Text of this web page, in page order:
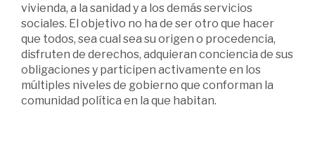
vivienda, a la sanidad y a los demás servicios
sociales. El objetivo no ha de ser otro que hacer
que todos, sea cual sea su origen o procedencia,
disfruten de derechos, adquieran conciencia de sus
obligaciones y participen activamente en los
múltiples niveles de gobierno que conforman la
comunidad política en la que habitan.